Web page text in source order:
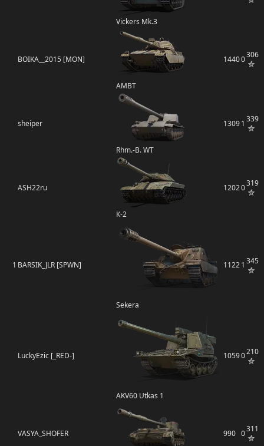
Vickers Mk.3
BOIKA__2015 [MON]
AMBT
14400306
sheiper
Rhm.-B. WT
13091 339
ASH22ru
К-2
12020319
1 BARSIK_JLR [SPWN]
Sekera
11221 345
LuckyEzic [_RED-]
AKV60 Utkas 1
10590210
VASYA_SHOFER 990 0311